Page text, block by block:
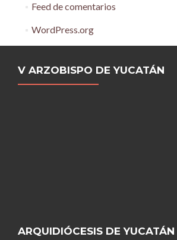
Feed de comentarios
WordPress.org
V ARZOBISPO DE YUCATÁN
ARQUIDIÓCESIS DE YUCATÁN